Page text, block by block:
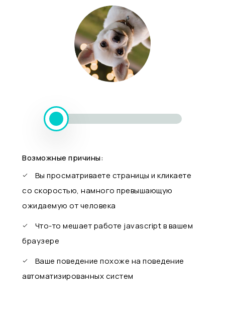
Возможные причины:
Вы просматриваете страницы и кликаете
со скоростью, намного превышающую
ожидаемую от человека
Что-то мешает работе javascript в вашем
браузере
Ваше поведение похоже на поведение
автоматизированных систем